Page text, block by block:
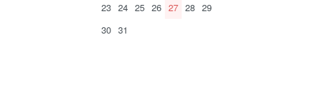
23 24 25 26 27 28 29
30 31